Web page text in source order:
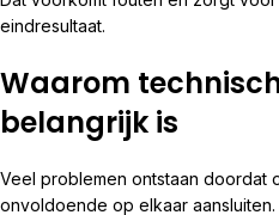
eindresultaat.
Waarom
belangrijk is
Veel problemen ontstaan doordat
onvoldoende op elkaar aansluiten.